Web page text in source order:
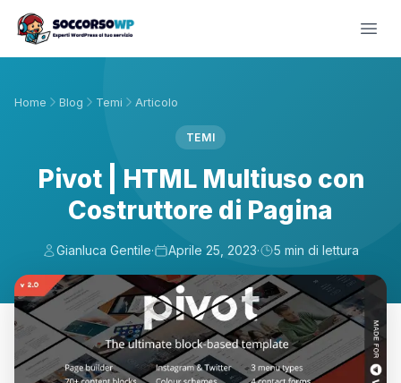
Home Blog Temi Articolo
TEMI
Pivot | HTML Multiuso con
Costruttore di Pagina
Gianluca Gentile· Aprile 25, 2023· 5 min di lettura